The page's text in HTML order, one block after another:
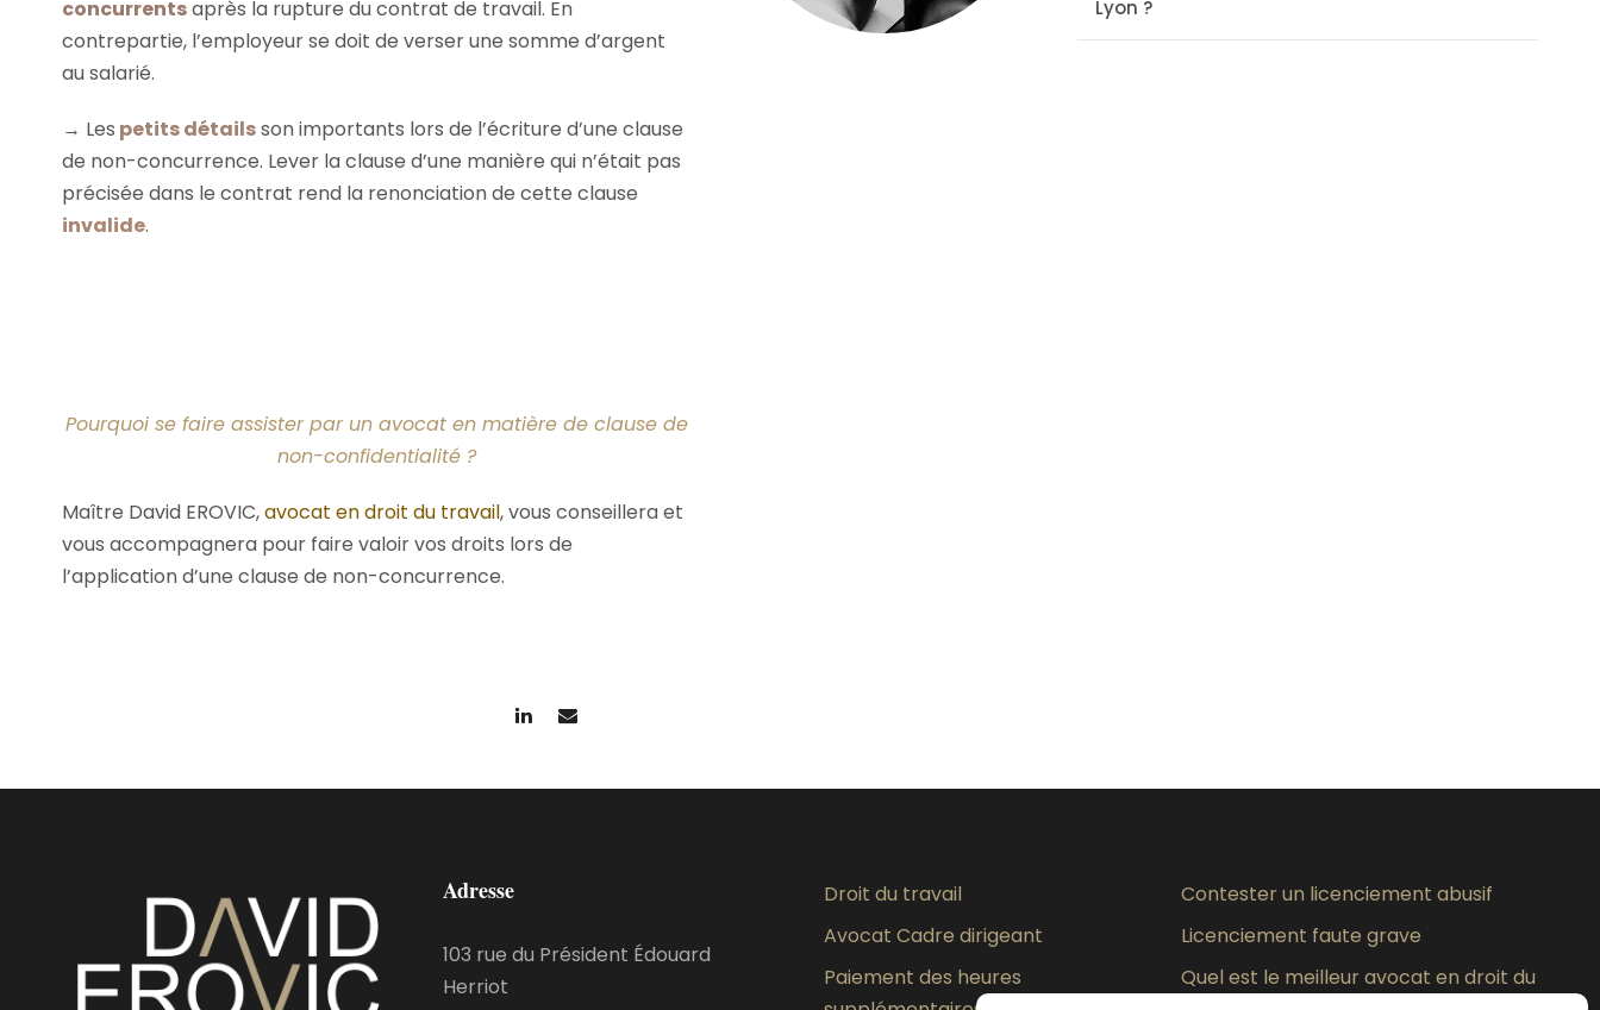
concurrentsaprès la rupture du contrat de travail. En
contrepartie, l’employeur se doit de verser une somme d’argent
au salarié.
→ Les petits détailsson importants lors de l’écriture d’une clause
de non-concurrence. Lever la clause d’une manière qui n’était pas
précisée dans le contrat rend la renonciation de cette clause
invalide.
Pourquoi se faire assister par un avocat en matière de clause de
non-confidentialité ?
Maître David EROVIC,avocat en droit du travail, vous conseillera et
vous accompagnera pour faire valoir vos droits lors de
l’application d’une clause de non-concurrence.
Lyon ?
Adresse
103 rue du Président Édouard
Herriot
Droit du travail
Contester un licenciement abusif
Avocat Cadre dirigeant
Licenciement faute grave
Paiement des heures
Quel est le meilleur avocat en droit du